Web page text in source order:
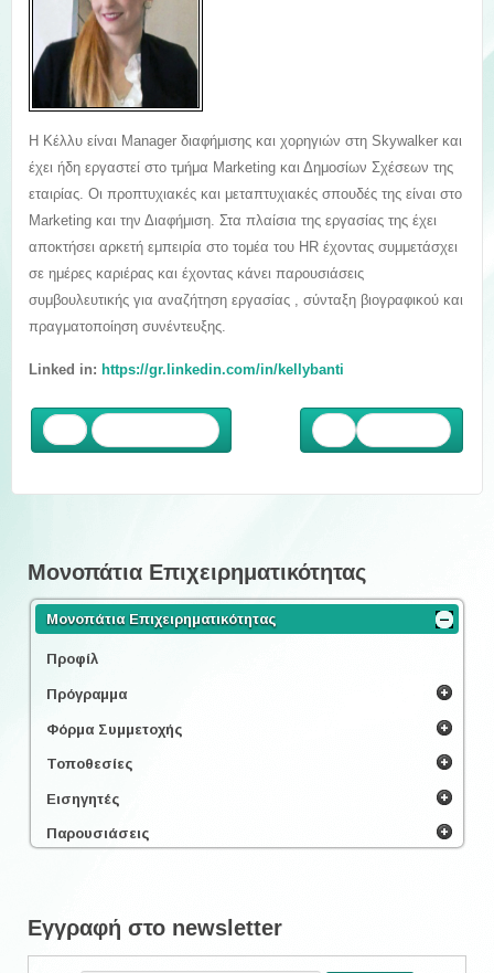
Η Κέλλυ είναι Manager διαφήμισης και χορηγιών στη Skywalker και
έχει ήδη εργαστεί στο τμήμα Marketing και Δημοσίων Σχέσεων της
εταιρίας. Οι προπτυχιακές και μεταπτυχιακές σπουδές της είναι στο
Marketing και την Διαφήμιση. Στα πλαίσια της εργασίας της έχει
αποκτήσει αρκετή εμπειρία στο τομέα του HR έχοντας συμμετάσχει
σε ημέρες καριέρας και έχοντας κάνει παρουσιάσεις
συμβουλευτικής για αναζήτηση εργασίας , σύνταξη βιογραφικού και
πραγματοποίηση συνέντευξης.
Linked in: https://gr.linkedin.com/in/kellybanti
Μονοπάτια Επιχειρηματικότητας
Μονοπάτια Επιχειρηματικότητας
Προφίλ
Πρόγραμμα
Φόρμα Συμμετοχής
Τοποθεσίες
Εισηγητές
Παρουσιάσεις
Εγγραφή στο newsletter